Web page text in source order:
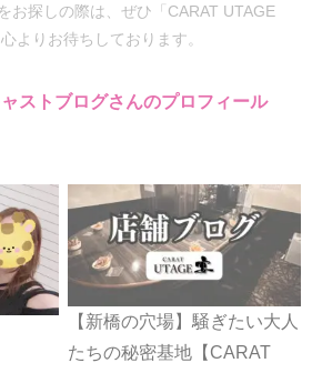
お探しの際は、ぜひ「CARAT UTAGE
よりお待ちしております。
ストブログさんのプロフィール
【新橋の穴場】騒ぎたい大人
たちの秘密基地【CARAT